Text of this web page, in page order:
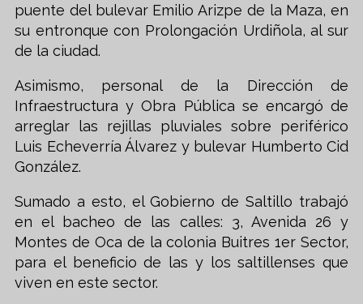
puente del bulevar Emilio Arizpe de la Maza, en
su entronque con Prolongación Urdiñola, al sur
de la ciudad.
Asimismo, personal de la Dirección de
Infraestructura y Obra Pública se encargó de
arreglar las rejillas pluviales sobre periférico
Luis Echeverría Álvarez y bulevar Humberto Cid
González.
Sumado a esto, el Gobierno de Saltillo trabajó
en el bacheo de las calles: 3, Avenida 26 y
Montes de Oca de la colonia Buitres 1er Sector,
para el beneficio de las y los saltillenses que
viven en este sector.